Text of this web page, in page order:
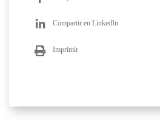
Compartir en LinkedIn
Imprimir